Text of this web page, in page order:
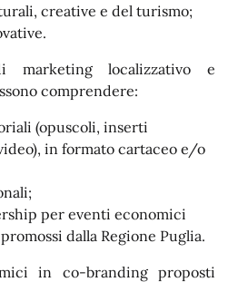
creative e del turismo;
localizzativo e
comprendere:
(opuscoli, inserti
in formato cartaceo e/o
per eventi economici
dalla Regione Puglia.
in co-branding proposti